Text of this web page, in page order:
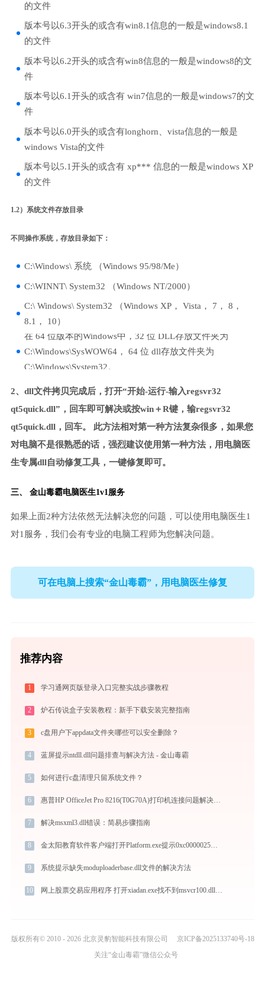
的文件
版本号以6.3开头的或含有win8.1信息的一般是windows8.1
的文件
版本号以6.2开头的或含有win8信息的一般是windows8的文
件
版本号以6.1开头的或含有 win7信息的一般是windows7的文
件
版本号以6.0开头的或含有longhorn、vista信息的一般是
windows Vista的文件
版本号以5.1开头的或含有 xp*** 信息的一般是windows XP
的文件
1.2）系统文件存放目录
不同操作系统，存放目录如下：
C:\Windows\ 系统 （Windows 95/98/Me）
C:\WINNT\ System32 （Windows NT/2000）
C:\ Windows\ System32 （Windows XP， Vista， 7， 8，
8.1， 10）
在 64 位版本的Windows中，32 位 DLL存放文件夹为
C:\Windows\SysWOW64， 64 位 dll存放文件夹为
C:\Windows\System32。
2、dll文件拷贝完成后，打开“开始-运行-输入regsvr32
qt5quick.dll”，回车即可解决或按win＋R键，输regsvr32
qt5quick.dll，回车。 此方法相对第一种方法复杂很多，如果您
对电脑不是很熟悉的话，强烈建议使用第一种方法，用电脑医
生专属dll自动修复工具，一键修复即可。
三、 金山毒霸电脑医生1v1服务
如果上面2种方法依然无法解决您的问题，可以使用电脑医生1
对1服务，我们会有专业的电脑工程师为您解决问题。
可在电脑上搜索“金山毒霸”，用电脑医生修复
推荐内容
1 学习通网页版登录入口完整实战步骤教程
2 炉石传说盒子安装教程：新手下载安装完整指南
3 c盘用户下appdata文件夹哪些可以安全删除？
4 蓝屏提示ntdll.dll问题排查与解决方法 - 金山毒霸
5 如何进行c盘清理只留系统文件？
6 惠普HP OfficeJet Pro 8216(T0G70A)打印机连接问题解决方法 -金山毒霸
7 解决msxml3.dll错误：简易步骤指南
8 金太阳教育软件客户端打开Platform.exe提示0xc0000025错误码怎么办
9 系统提示缺失moduploaderbase.dll文件的解决方法
10 网上股票交易应用程序 打开xiadan.exe找不到msvcr100.dll怎么办
版权所有© 2010 - 2026 北京灵豹智能科技有限公司
京ICP备2025133740号-18
关注“金山毒霸”微信公众号